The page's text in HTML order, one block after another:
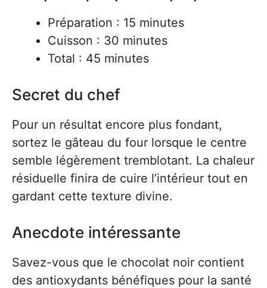
Préparation : 15 minutes
Cuisson : 30 minutes
Total : 45 minutes
Secret du chef
Pour un résultat encore plus fondant,
sortez le gâteau du four lorsque le centre
semble légèrement tremblotant. La chaleur
résiduelle finira de cuire l’intérieur tout en
gardant cette texture divine.
Anecdote intéressante
Savez-vous que le chocolat noir contient
des antioxydants bénéfiques pour la santé